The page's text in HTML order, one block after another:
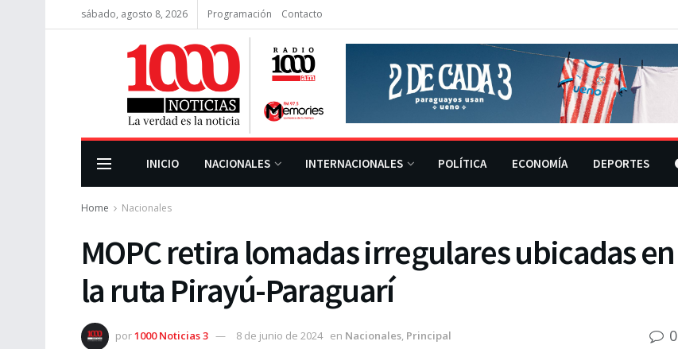
sábado, agosto 8, 2026 Programación Contacto
INICIO NACIONALES INTERNACIONALES POLÍTICA ECONOMÍA DEPORTES
Home Nacionales
MOPC retira lomadas irregulares ubicadas en
la ruta Pirayú-Paraguarí
por1000 Noticias 3 8 de junio de 2024 en Nacionales, Principal 0